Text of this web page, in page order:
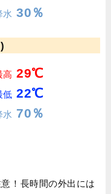
水 30％
高 29℃
低 22℃
水 70％
！長時間の外出には